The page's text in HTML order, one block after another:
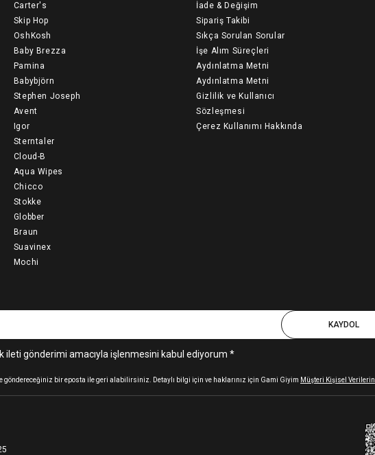
Carter's
Skip Hop
OshKosh
Baby Brezza
Pamina
Babybjörn
Stephen Joseph
Avent
Igor
Sterntaler
Cloud-B
Aqua Wipes
Chicco
Stokke
Globber
Braun
Suavinex
Mochi
İade & Değişim
Sipariş Takibi
Sıkça Sorulan Sorular
İşe Alım Süreçleri
Aydınlatma Metni
Aydınlatma Metni
Gizlilik ve Kullanıcı
Sözleşmesi
Çerez Kullanımı Hakkında
KAYDOL
gönderimi amacıyla işlenmesini kabul ediyorum *
göndereceğiniz bir eposta ile geri alabilirsiniz. Detaylı bilgi için ve haklarınız için Gami Giyim Müşteri Kişisel Verilerin